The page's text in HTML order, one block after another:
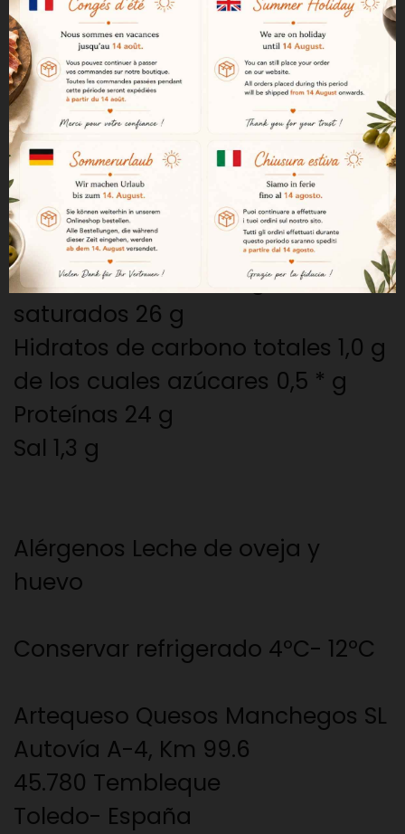
Información nutricional: valores
medios por 100 g
Calorías / valor energético
415 kcal
1738 kJ
Grasas 35 g
de los cuales ácidos grasos
saturados 26 g
Hidratos de carbono totales 1,0 g
de los cuales azúcares 0,5 * g
Proteínas 24 g
Sal 1,3 g
Alérgenos Leche de oveja y
huevo
Conservar refrigerado 4ºC- 12ºC
Artequeso Quesos Manchegos SL
Autovía A-4, Km 99.6
45.780 Tembleque
Toledo- España